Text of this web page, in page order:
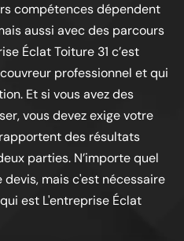
compétences dépendent
aussi avec des parcours
Éclat Toiture 31 c’est
professionnel et qui
Et si vous avez des
vous devez exige votre
des résultats
parties. N’importe quel
mais c'est nécessaire
est L'entreprise Éclat